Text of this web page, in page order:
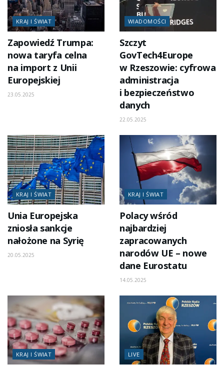
KRAJ I ŚWIAT
Zapowiedź Trumpa:
nowa taryfa celna
na import z Unii
Europejskiej
23.05.2025
WIADOMOŚCI
Szczyt
GovTech4Europe
w Rzeszowie: cyfrowa
administracja
i bezpieczeństwo
danych
22.05.2025
KRAJ I ŚWIAT
Unia Europejska
zniosła sankcje
nałożone na Syrię
20.05.2025
KRAJ I ŚWIAT
Polacy wśród
najbardziej
zapracowanych
narodów UE – nowe
dane Eurostatu
14.05.2025
KRAJ I ŚWIAT LIVE